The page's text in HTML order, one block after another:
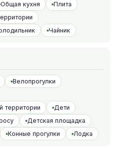
Общая кухня
Плита
Чайник
Велопрогулки
территории
Дети
Детская площадка
Конные прогулки Лодка